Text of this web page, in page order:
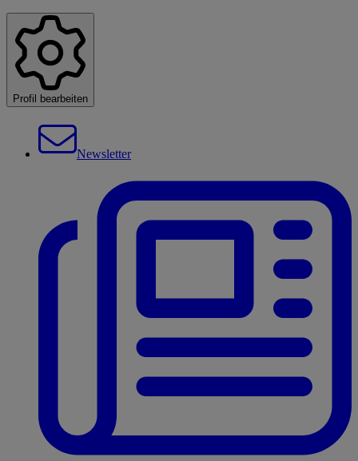
Profil bearbeiten
Newsletter